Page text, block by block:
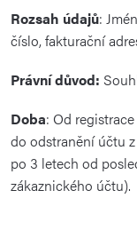
Rozsah údajů:
číslo, fakturační
Právní důvod:
Doba: Od
do odstranění účtu
po 3 letech od
zákaznického účtu).